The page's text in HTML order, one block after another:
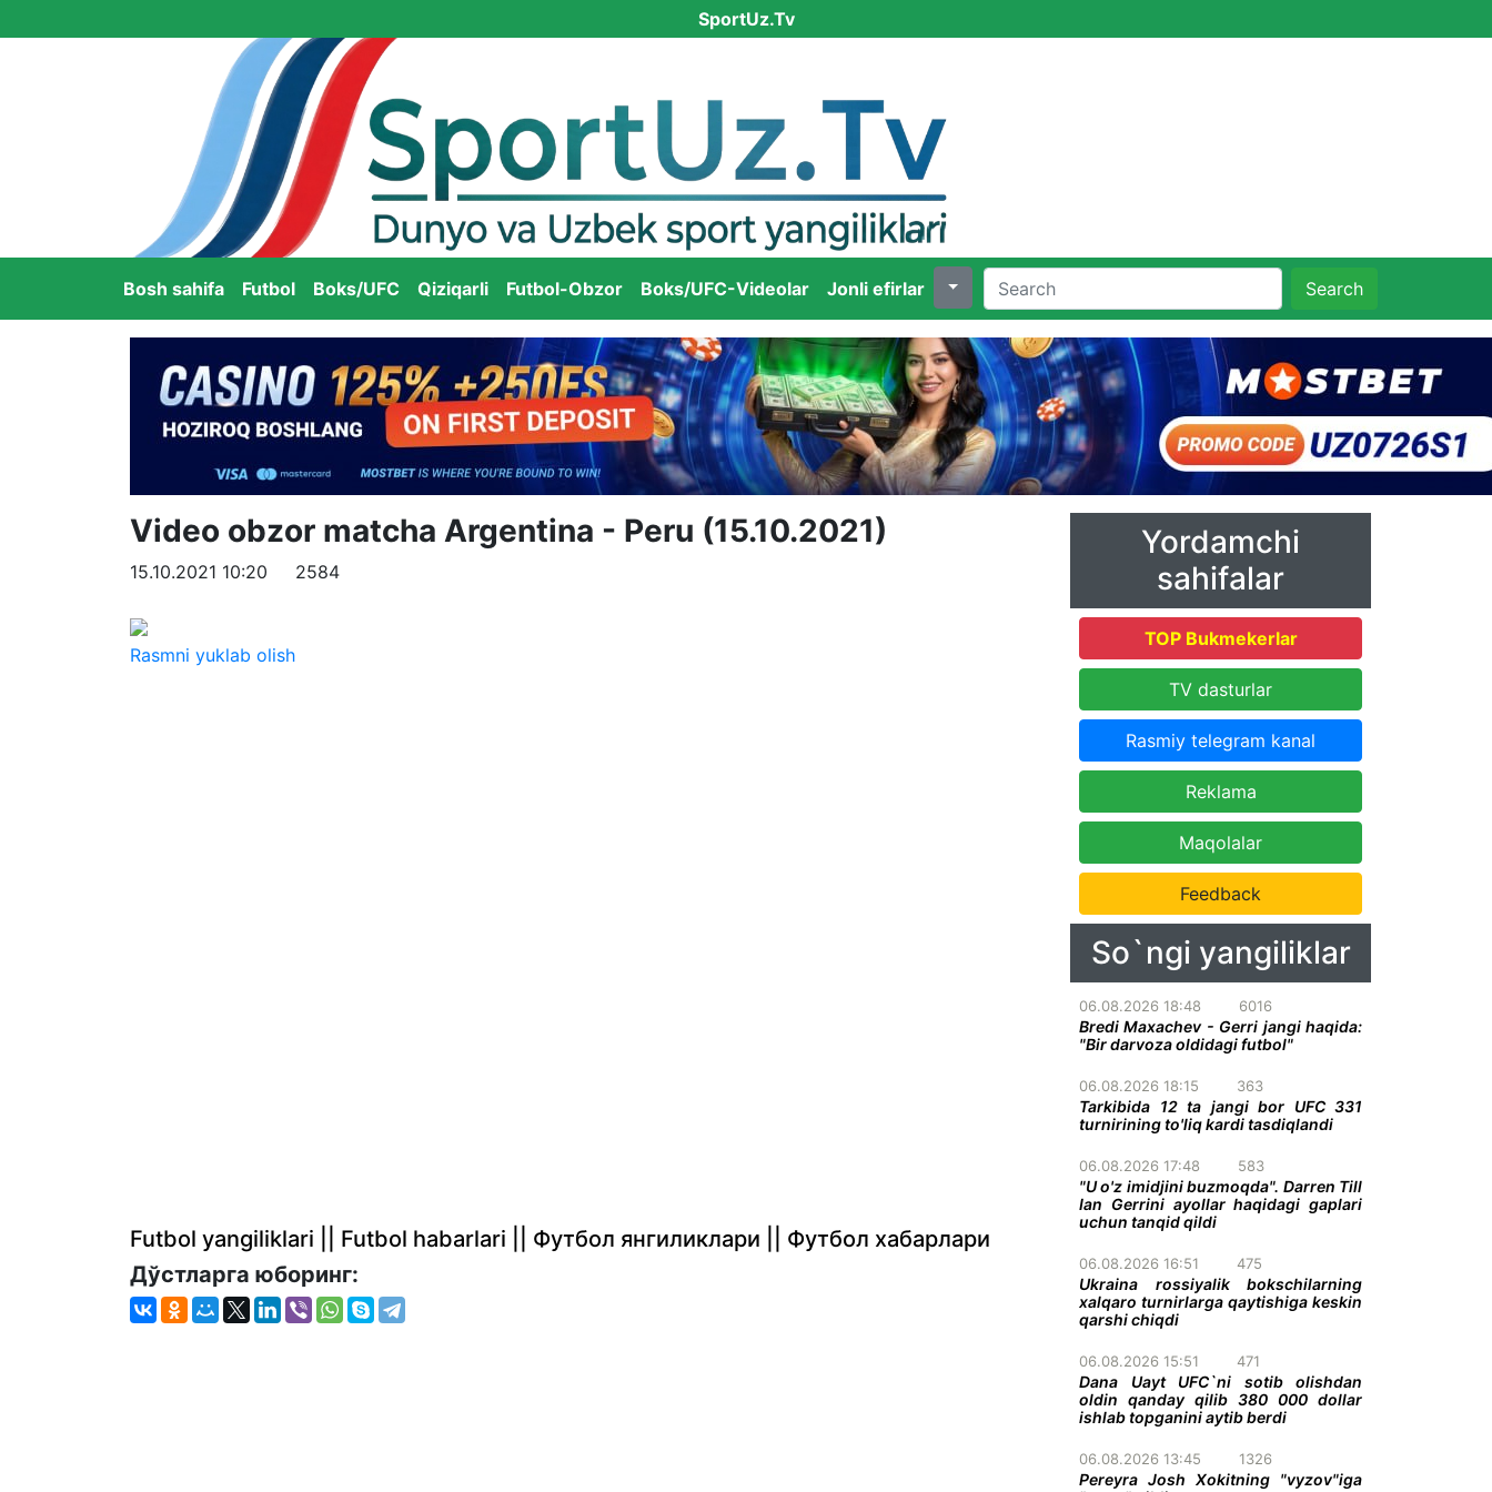
SportUz.Tv
Bosh sahifa Futbol Boks/UFC Qiziqarli Futbol-Obzor Boks/UFC-Videolar Jonli efirlar Search
Video obzor matcha Argentina - Peru (15.10.2021)
15.10.2021 10:20 2584
Rasmni yuklab olish
Futbol yangiliklari || Futbol habarlari || Футбол янгиликлари || Футбол хабарлари
Дўстларга юборинг:
Yordamchi
sahifalar
TOP Bukmekerlar
TV dasturlar
Rasmiy telegram kanal
Reklama
Maqolalar
Feedback
So`ngi yangiliklar
06.08.2026 18:48 6016
Bredi Maxachev - Gerri jangi haqida:
"Bir darvoza oldidagi futbol"
06.08.2026 18:15 363
Tarkibida 12 ta jangi bor UFC 331
turnirining to'liq kardi tasdiqlandi
06.08.2026 17:48 583
"U o'z imidjini buzmoqda". Darren Till
Ian Gerrini ayollar haqidagi gaplari
uchun tanqid qildi
06.08.2026 16:51 475
Ukraina rossiyalik bokschilarning
xalqaro turnirlarga qaytishiga keskin
qarshi chiqdi
06.08.2026 15:51 471
Dana Uayt UFC`ni sotib olishdan
oldin qanday qilib 380 000 dollar
ishlab topganini aytib berdi
06.08.2026 13:45 1326
Pereyra Josh Xokitning "vyzov"iga